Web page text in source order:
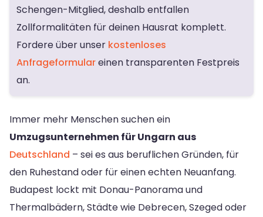
Schengen-Mitglied, deshalb entfallen
Zollformalitäten für deinen Hausrat komplett.
Fordere über unser kostenloses
Anfrageformulareinen transparenten Festpreis
an.
Immer mehr Menschen suchen ein
Umzugsunternehmen für Ungarn aus
Deutschland – sei es aus beruflichen Gründen, für
den Ruhestand oder für einen echten Neuanfang.
Budapest lockt mit Donau-Panorama und
Thermalbädern, Städte wie Debrecen, Szeged oder